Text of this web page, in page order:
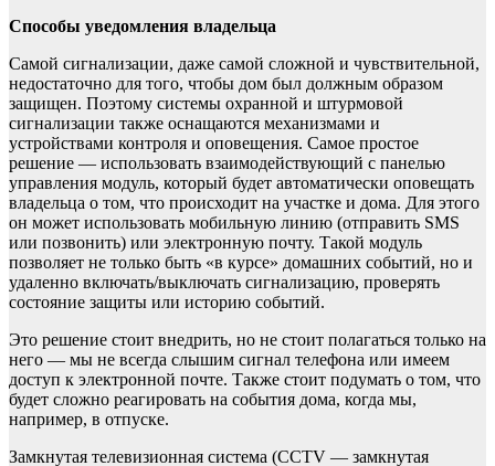
Способы уведомления владельца
Самой сигнализации, даже самой сложной и чувствительной,
недостаточно для того, чтобы дом был должным образом
защищен. Поэтому системы охранной и штурмовой
сигнализации также оснащаются механизмами и
устройствами контроля и оповещения. Самое простое
решение — использовать взаимодействующий с панелью
управления модуль, который будет автоматически оповещать
владельца о том, что происходит на участке и дома. Для этого
он может использовать мобильную линию (отправить SMS
или позвонить) или электронную почту. Такой модуль
позволяет не только быть «в курсе» домашних событий, но и
удаленно включать/выключать сигнализацию, проверять
состояние защиты или историю событий.
Это решение стоит внедрить, но не стоит полагаться только на
него — мы не всегда слышим сигнал телефона или имеем
доступ к электронной почте. Также стоит подумать о том, что
будет сложно реагировать на события дома, когда мы,
например, в отпуске.
Замкнутая телевизионная система (CCTV — замкнутая